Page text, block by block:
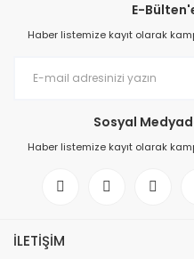
E-
Haber listemize kayıt olarak
Sosyal
Haber listemize kayıt olarak
İLETİŞİM